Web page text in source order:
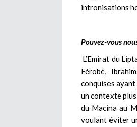
intronisations
Pouvez-vous
L’Emirat du
Férobé,
conquises
un contexte
du Macina au
voulant éviter